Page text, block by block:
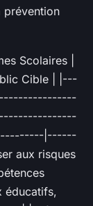
prévention
Scolaires |
Cible | |---
|------
aux risques
éducatifs,